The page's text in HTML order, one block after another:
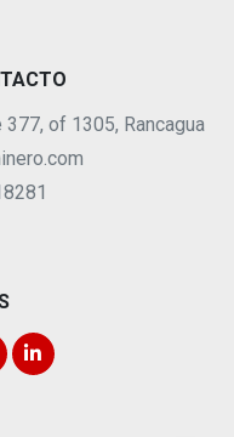
of 1305, Rancagua